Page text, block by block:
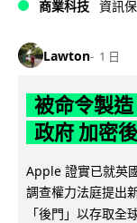
商業科技 資訊
Lawton 1 日
被命令製
政府 加密
Apple 證實已就英
調查權力法庭提出
「後門」以存取全